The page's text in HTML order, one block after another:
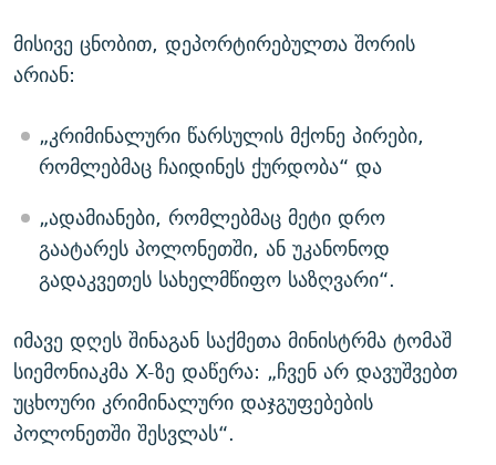
მისივე ცნობით, დეპორტირებულთა შორის
არიან:
„კრიმინალური წარსულის მქონე პირები,
რომლებმაც ჩაიდინეს ქურდობა“ და
„ადამიანები, რომლებმაც მეტი დრო
გაატარეს პოლონეთში, ან უკანონოდ
გადაკვეთეს სახელმწიფო საზღვარი“.
იმავე დღეს შინაგან საქმეთა მინისტრმა ტომაშ
სიემონიაკმა X-ზე დაწერა: „ჩვენ არ დავუშვებთ
უცხოური კრიმინალური დაჯგუფებების
პოლონეთში შესვლას“.